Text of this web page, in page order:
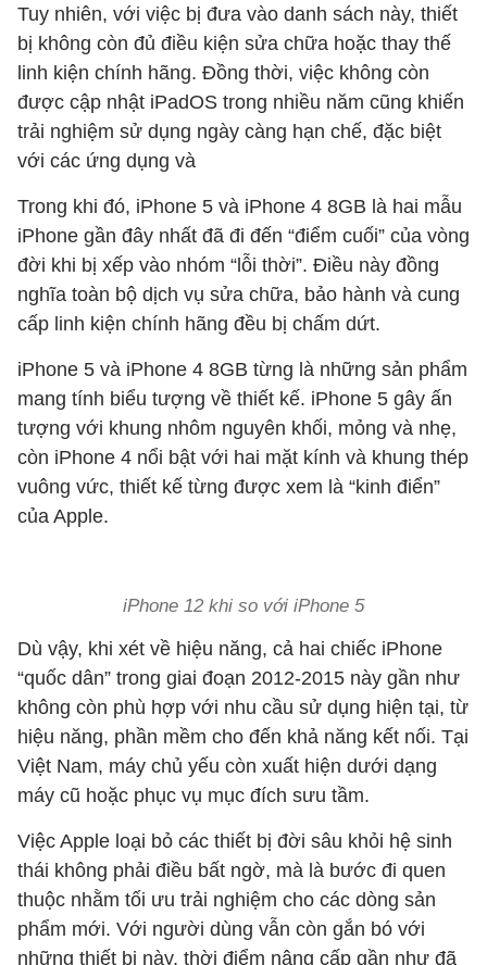
Tuy nhiên, với việc bị đưa vào danh sách này, thiết
bị không còn đủ điều kiện sửa chữa hoặc thay thế
linh kiện chính hãng. Đồng thời, việc không còn
được cập nhật iPadOS trong nhiều năm cũng khiến
trải nghiệm sử dụng ngày càng hạn chế, đặc biệt
với các ứng dụng và
Trong khi đó, iPhone 5 và iPhone 4 8GB là hai mẫu
iPhone gần đây nhất đã đi đến “điểm cuối” của vòng
đời khi bị xếp vào nhóm “lỗi thời”. Điều này đồng
nghĩa toàn bộ dịch vụ sửa chữa, bảo hành và cung
cấp linh kiện chính hãng đều bị chấm dứt.
iPhone 5 và iPhone 4 8GB từng là những sản phẩm
mang tính biểu tượng về thiết kế. iPhone 5 gây ấn
tượng với khung nhôm nguyên khối, mỏng và nhẹ,
còn iPhone 4 nổi bật với hai mặt kính và khung thép
vuông vức, thiết kế từng được xem là “kinh điển”
của Apple.
iPhone 12 khi so với iPhone 5
Dù vậy, khi xét về hiệu năng, cả hai chiếc iPhone
“quốc dân” trong giai đoạn 2012-2015 này gần như
không còn phù hợp với nhu cầu sử dụng hiện tại, từ
hiệu năng, phần mềm cho đến khả năng kết nối. Tại
Việt Nam, máy chủ yếu còn xuất hiện dưới dạng
máy cũ hoặc phục vụ mục đích sưu tầm.
Việc Apple loại bỏ các thiết bị đời sâu khỏi hệ sinh
thái không phải điều bất ngờ, mà là bước đi quen
thuộc nhằm tối ưu trải nghiệm cho các dòng sản
phẩm mới. Với người dùng vẫn còn gắn bó với
những thiết bị này, thời điểm nâng cấp gần như đã